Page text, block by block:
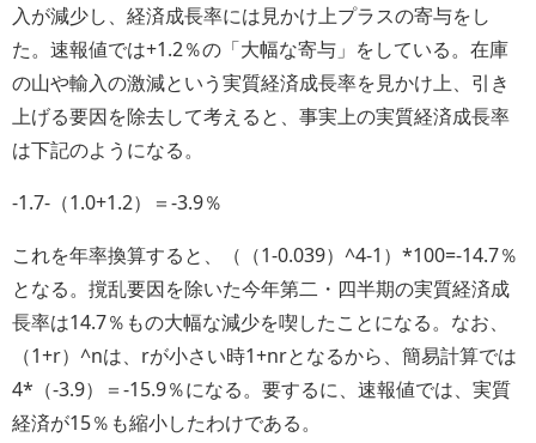
入が減少し、経済成長率には見かけ上プラスの寄与をし
た。速報値では+1.2％の「大幅な寄与」をしている。在庫
の山や輸入の激減という実質経済成長率を見かけ上、引き
上げる要因を除去して考えると、事実上の実質経済成長率
は下記のようになる。
-1.7-（1.0+1.2）＝-3.9％
これを年率換算すると、（（1-0.039）^4-1）*100=-14.7％
となる。撹乱要因を除いた今年第二・四半期の実質経済成
長率は14.7％もの大幅な減少を喫したことになる。なお、
（1+r）^nは、rが小さい時1+nrとなるから、簡易計算では
4*（-3.9）＝-15.9％になる。要するに、速報値では、実質
経済が15％も縮小したわけである。